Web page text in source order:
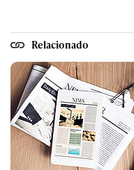
Relacionado